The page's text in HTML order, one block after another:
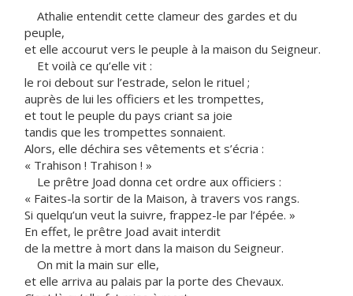
Athalie entendit cette clameur des gardes et du
peuple,
et elle accourut vers le peuple à la maison du Seigneur.
Et voilà ce qu’elle vit :
le roi debout sur l’estrade, selon le rituel ;
auprès de lui les officiers et les trompettes,
et tout le peuple du pays criant sa joie
tandis que les trompettes sonnaient.
Alors, elle déchira ses vêtements et s’écria :
« Trahison ! Trahison ! »
Le prêtre Joad donna cet ordre aux officiers :
« Faites-la sortir de la Maison, à travers vos rangs.
Si quelqu’un veut la suivre, frappez-le par l’épée. »
En effet, le prêtre Joad avait interdit
de la mettre à mort dans la maison du Seigneur.
On mit la main sur elle,
et elle arriva au palais par la porte des Chevaux.